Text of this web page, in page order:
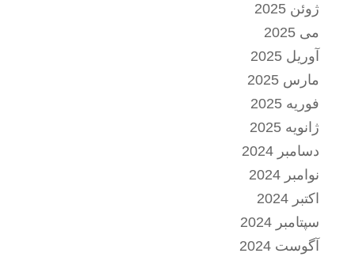
ژوئن 2025
می 2025
آوریل 2025
مارس 2025
فوریه 2025
ژانویه 2025
دسامبر 2024
نوامبر 2024
اکتبر 2024
سپتامبر 2024
آگوست 2024